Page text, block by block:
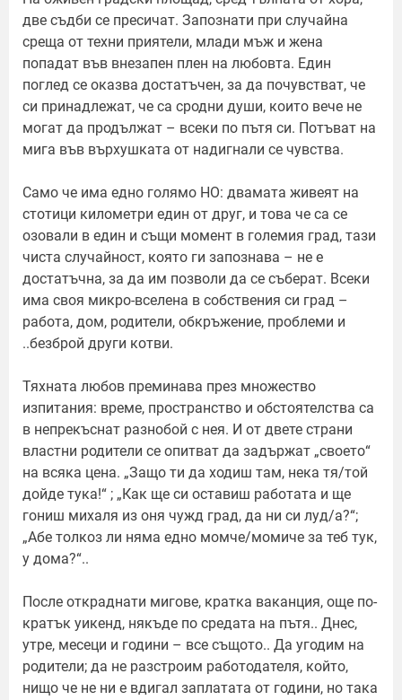
две съдби се пресичат. Запознати при случайна
среща от техни приятели, млади мъж и жена
попадат във внезапен плен на любовта. Един
поглед се оказва достатъчен, за да почувстват, че
си принадлежат, че са сродни души, които вече не
могат да продължат – всеки по пътя си. Потъват на
мига във върхушката от надигнали се чувства.
Само че има едно голямо НО: двамата живеят на
стотици километри един от друг, и това че са се
озовали в един и същи момент в големия град, тази
чиста случайност, която ги запознава – не е
достатъчна, за да им позволи да се съберат. Всеки
има своя микро-вселена в собствения си град –
работа, дом, родители, обкръжение, проблеми и
..безброй други котви.
Тяхната любов преминава през множество
изпитания: време, пространство и обстоятелства са
в непрекъснат разнобой с нея. И от двете страни
властни родители се опитват да задържат „своето“
на всяка цена. „Защо ти да ходиш там, нека тя/той
дойде тука!“ ; „Как ще си оставиш работата и ще
гониш михаля из оня чужд град, да ни си луд/a?“;
„Абе толкоз ли няма едно момче/момиче за теб тук,
у дома?“..
После откраднати мигове, кратка ваканция, още по-
кратък уикенд, някъде по средата на пътя.. Днес,
утре, месеци и години – все същото.. Да угодим на
родители; да не разстроим работодателя, който,
нищо че не ни е вдигал заплатата от години, но така